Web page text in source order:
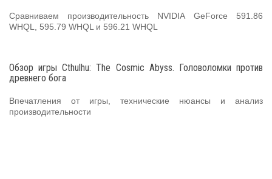
Сравниваем производительность NVIDIA GeForce 591.86
WHQL, 595.79 WHQL и 596.21 WHQL
Обзор игры Cthulhu: The Cosmic Abyss. Головоломки против
древнего бога
Впечатления от игры, технические нюансы и анализ
производительности